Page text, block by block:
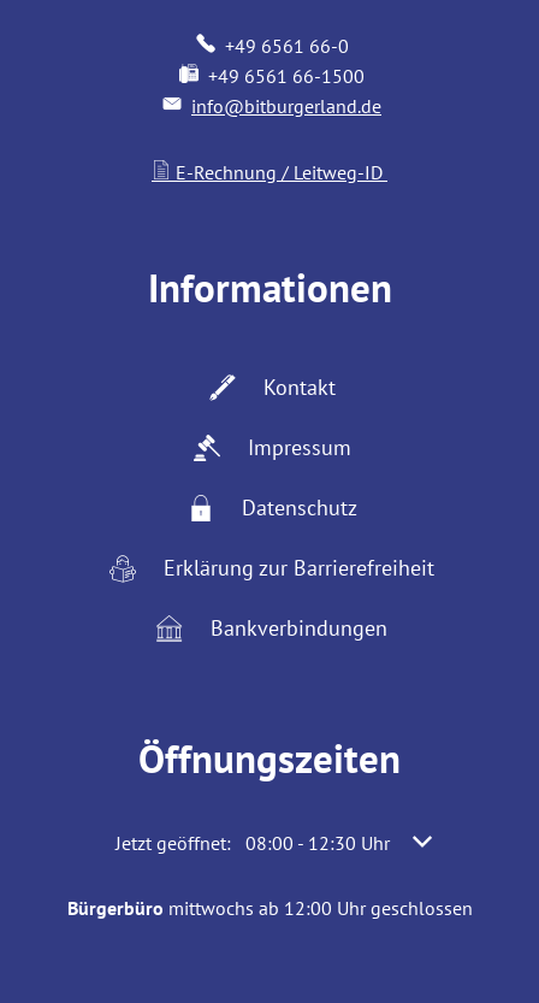
+49 6561 66-0
+49 6561 66-1500
info@bitburgerland.de
E-Rechnung / Leitweg-ID
Informationen
Kontakt
Impressum
Datenschutz
Erklärung zur Barrierefreiheit
Bankverbindungen
Öffnungszeiten
Klicken, um weitere Öffnungs- oder Schließzeiten
Jetzt geöffnet: 08:00 - 12:30 Uhr Von 08:00 bis
Bürgerbüro mittwochs ab 12:00 Uhr geschlossen